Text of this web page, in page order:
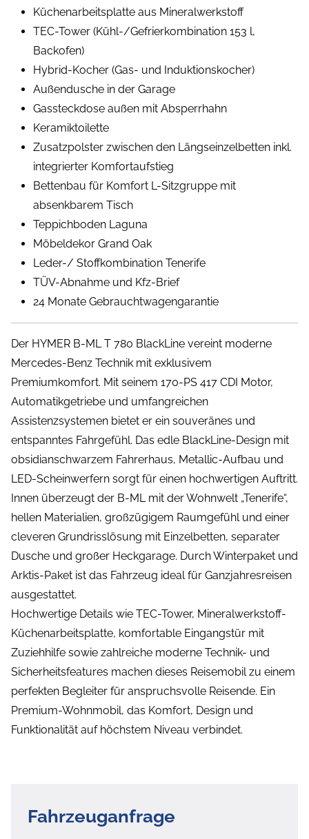
Küchenarbeitsplatte aus Mineralwerkstoff
TEC-Tower (Kühl-/Gefrierkombination 153 l,
Backofen)
Hybrid-Kocher (Gas- und Induktionskocher)
Außendusche in der Garage
Gassteckdose außen mit Absperrhahn
Keramiktoilette
Zusatzpolster zwischen den Längseinzelbetten inkl.
integrierter Komfortaufstieg
Bettenbau für Komfort L-Sitzgruppe mit
absenkbarem Tisch
Teppichboden Laguna
Möbeldekor Grand Oak
Leder-/ Stoffkombination Tenerife
TÜV-Abnahme und Kfz-Brief
24 Monate Gebrauchtwagengarantie
Der HYMER B-ML T 780 BlackLine vereint moderne
Mercedes-Benz Technik mit exklusivem
Premiumkomfort. Mit seinem 170-PS 417 CDI Motor,
Automatikgetriebe und umfangreichen
Assistenzsystemen bietet er ein souveränes und
entspanntes Fahrgefühl. Das edle BlackLine-Design mit
obsidianschwarzem Fahrerhaus, Metallic-Aufbau und
LED-Scheinwerfern sorgt für einen hochwertigen Auftritt.
Innen überzeugt der B-ML mit der Wohnwelt „Tenerife“,
hellen Materialien, großzügigem Raumgefühl und einer
cleveren Grundrisslösung mit Einzelbetten, separater
Dusche und großer Heckgarage. Durch Winterpaket und
Arktis-Paket ist das Fahrzeug ideal für Ganzjahresreisen
ausgestattet.
Hochwertige Details wie TEC-Tower, Mineralwerkstoff-
Küchenarbeitsplatte, komfortable Eingangstür mit
Zuziehhilfe sowie zahlreiche moderne Technik- und
Sicherheitsfeatures machen dieses Reisemobil zu einem
perfekten Begleiter für anspruchsvolle Reisende. Ein
Premium-Wohnmobil, das Komfort, Design und
Funktionalität auf höchstem Niveau verbindet.
Fahrzeuganfrage